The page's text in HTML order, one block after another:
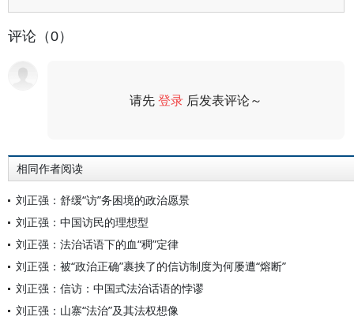
评论（0）
请先登录 后发表评论～
相同作者阅读
刘正强：舒缓“访”务困境的政治愿景
刘正强：中国访民的理想型
刘正强：法治话语下的血“稠”定律
刘正强：被“政治正确”裹挟了的信访制度为何屡遭“熔断”
刘正强：信访：中国式法治话语的悖谬
刘正强：山寨“法治”及其法权想像